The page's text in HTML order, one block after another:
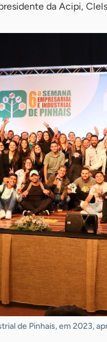
da Acipi,
de Pinhais, em 2023,